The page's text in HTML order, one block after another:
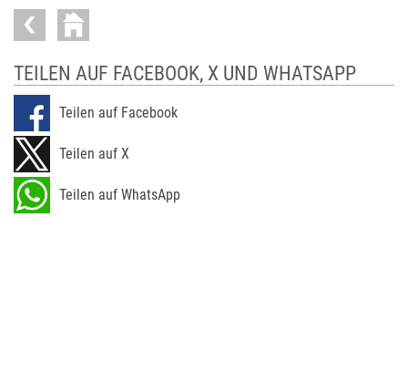
TEILEN AUF FACEBOOK, X UND WHATSAPP
Teilen auf Facebook
Teilen auf X
Teilen auf WhatsApp